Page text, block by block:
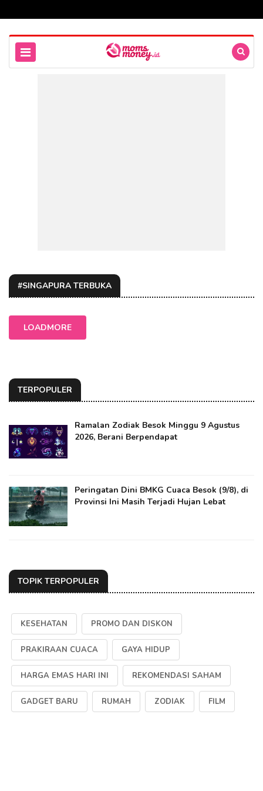
#SINGAPURA TERBUKA
LOADMORE
TERPOPULER
Ramalan Zodiak Besok Minggu 9 Agustus
2026, Berani Berpendapat
Peringatan Dini BMKG Cuaca Besok (9/8), di
Provinsi Ini Masih Terjadi Hujan Lebat
TOPIK TERPOPULER
KESEHATAN PROMO DAN DISKON
PRAKIRAAN CUACA GAYA HIDUP
HARGA EMAS HARI INI REKOMENDASI SAHAM
GADGET BARU RUMAH ZODIAK FILM